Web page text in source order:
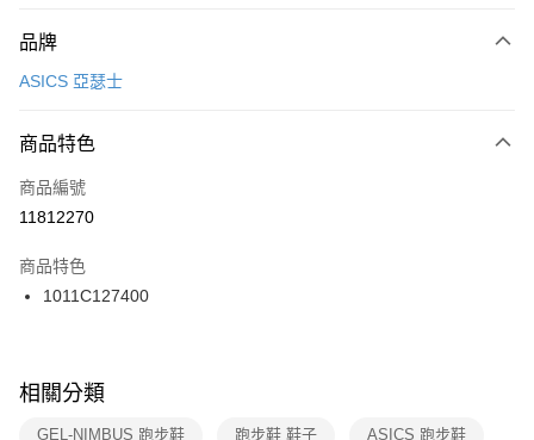
台灣樂天信用卡公司
【關於「AFTEE先享後付」】
便利好安心！
３．安心：先確認商品／服務後，再付款。
【「AFTEE先享後付」結帳流程】
１．於結帳方式選擇「AFTEE先享後付」後，將跳轉至「AFTEE先享後付」
２．訂單成立數日內，您將收到繳費通知簡訊。
３．收到繳費通知簡訊後14天內，點擊此簡訊中的連結，可透過四大超商／
ATM／網路銀行／等多元方式進行付款，方視為交易完成。
※ 交易是否成功請以「AFTEE先享後付 」之結帳頁面顯示為準，若有關於
是否繳費成功／繳費後需取消欲退款等相關疑問，請聯繫「AFTEE先享後付
客戶支援中心」https://netprotections.freshdesk.com/support/home
運送方式
每筆NT$100，滿NT$1,500(含以上)免運費
宅配
每筆NT$100，滿NT$1,500(含以上)免運費
付款後門市自取
每筆NT$100，滿NT$1,500(含以上)免運費
品牌
ASICS 亞瑟士
商品特色
商品編號
11812270
商品特色
1011C127400
相關分類
GEL-NIMBUS 跑步鞋 跑步鞋 鞋子 ASICS 跑步鞋